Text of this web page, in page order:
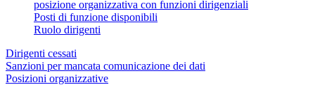
posizione organizzativa con funzioni dirigenziali
Posti di funzione disponibili
Ruolo dirigenti
Dirigenti cessati
Sanzioni per mancata comunicazione dei dati
Posizioni organizzative